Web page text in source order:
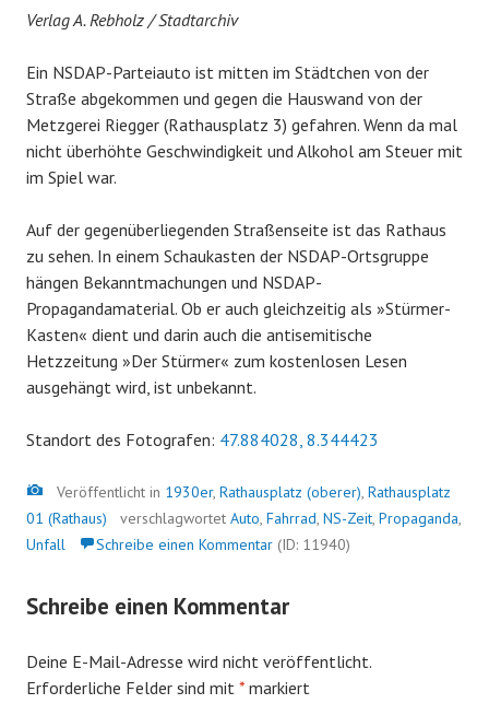
Verlag A. Rebholz /Stadtarchiv
Ein NSDAP-Parteiauto ist mitten im Städtchen von der
Straße abgekommen und gegen die Hauswand von der
Metzgerei Riegger (Rathausplatz 3) gefahren. Wenn da mal
nicht überhöhte Geschwindigkeit und Alkohol am Steuer mit
im Spiel war.
Auf der gegenüberliegenden Straßenseite ist das Rathaus
zu sehen. In einem Schaukasten der NSDAP-Ortsgruppe
hängen Bekanntmachungen und NSDAP-
Propagandamaterial. Ob er auch gleichzeitig als »Stürmer-
Kasten« dient und darin auch die antisemitische
Hetzzeitung »Der Stürmer« zum kostenlosen Lesen
ausgehängt wird, ist unbekannt.
Standort des Fotografen: 47.884028, 8.344423
Bild
Veröffentlicht in 1930er, Rathausplatz (oberer), Rathausplatz
01 (Rathaus)
verschlagwortet Auto, Fahrrad, NS-Zeit, Propaganda,
Unfall
Schreibe einen Kommentar (ID: 11940)
Schreibe einen Kommentar
Deine E-Mail-Adresse wird nicht veröffentlicht.
Erforderliche Felder sind mit * markiert